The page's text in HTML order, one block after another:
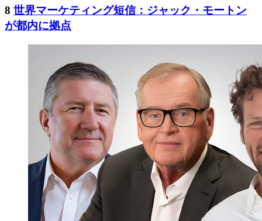
8 世界マーケティング短信：ジャック・モートン
が都内に拠点